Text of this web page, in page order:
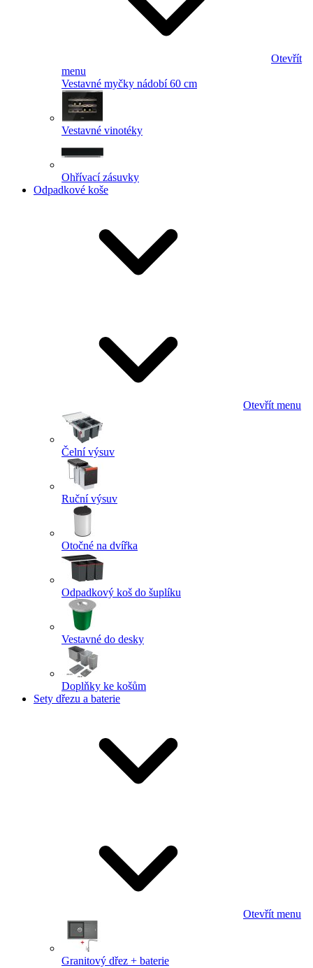
Otevřít
menu
Vestavné myčky nádobí 60 cm
Vestavné vinotéky
Ohřívací zásuvky
Odpadkové koše
Otevřít menu
Čelní výsuv
Ruční výsuv
Otočné na dvířka
Odpadkový koš do šuplíku
Vestavné do desky
Doplňky ke košům
Sety dřezu a baterie
Otevřít menu
Granitový dřez + baterie